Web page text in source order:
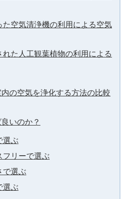
た空気清浄機の利用による空気
れた人工観葉植物の利用による
の空気を浄化する方法の比較
いのか？
選ぶ
フリーで選ぶ
で選ぶ
選ぶ